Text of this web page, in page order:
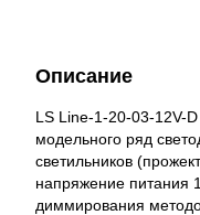
Описание
LS Line-1-20-03-12V-
модельного ряд
светильников
напряжение питания
диммирования